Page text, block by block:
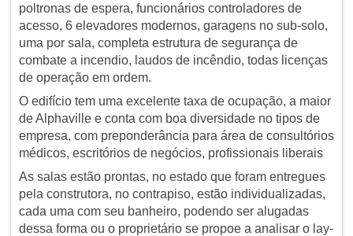
poltronas de espera, funcionários controladores de
acesso, 6 elevadores modernos, garagens no sub-solo,
uma por sala, completa estrutura de segurança de
combate a incendio, laudos de incêndio, todas licenças
de operação em ordem.
O edifício tem uma excelente taxa de ocupação, a maior
de Alphaville e conta com boa diversidade no tipos de
empresa, com preponderância para área de consultórios
médicos, escritórios de negócios, profissionais liberais
As salas estão prontas, no estado que foram entregues
pela construtora, no contrapiso, estão individualizadas,
cada uma com seu banheiro, podendo ser alugadas
dessa forma ou o proprietário se propoe a analisar o lay-